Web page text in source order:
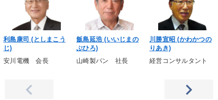
利島康司 (としまこう
じ)
安川電機 会長
飯島延浩 (いいじまの
ぶひろ)
山崎製パン 社長
川勝宣昭 (かわかつの
りあき)
経営コンサルタント